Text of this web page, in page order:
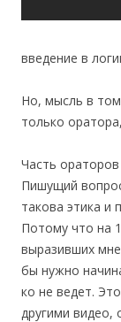
введение в
Но, мысль в
только
Часть
Пишущий
такова этика и
Потому что на
выразивших
бы нужно
ко не ведет.
другими видео,